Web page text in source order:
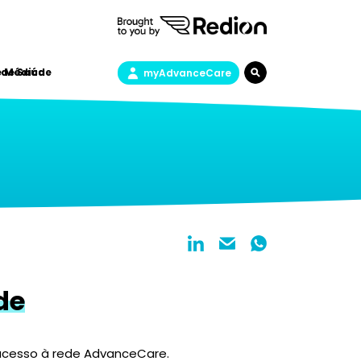
Saúde
Médica myAdvanceCare
à rede AdvanceCare.